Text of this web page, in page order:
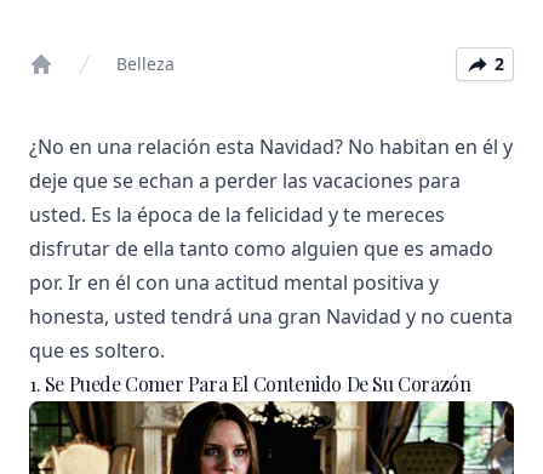
Belleza 2
¿No en una relación esta Navidad? No habitan en él y
deje que se echan a perder las vacaciones para
usted. Es la época de la felicidad y te mereces
disfrutar de ella tanto como alguien que es amado
por. Ir en él con una actitud mental positiva y
honesta, usted tendrá una gran Navidad y no cuenta
que es soltero.
1. Se Puede Comer Para El Contenido De Su Corazón